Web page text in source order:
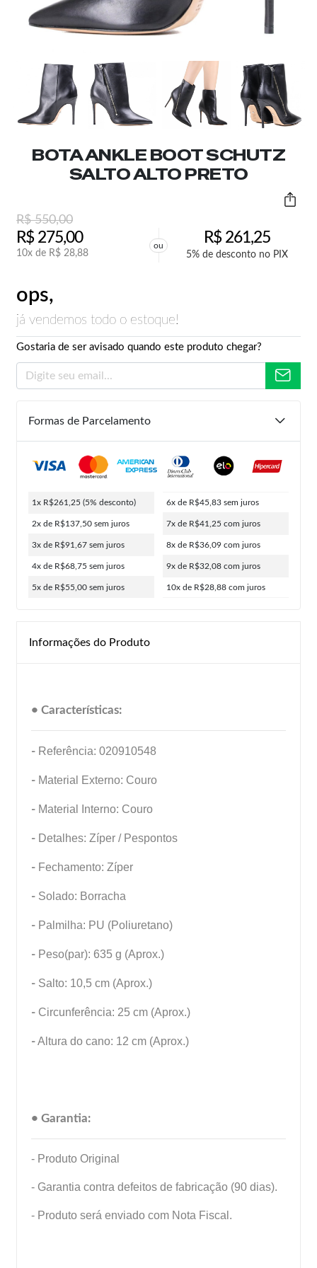
BOTA ANKLE BOOT SCHUTZ
SALTO ALTO PRETO
R$550,00
R$275,00
10x de R$ 28,88
ou R$261,25
5% de desconto no PIX
ops,
já vendemos todo o estoque!
Gostaria de ser avisado quando este produto chegar?
Formas de Parcelamento
1x R$261,25 (5% desconto)
2x de R$137,50 sem juros
3x de R$91,67 sem juros
4x de R$68,75 sem juros
5x de R$55,00 sem juros
6x de R$45,83 sem juros
7x de R$41,25 com juros
8x de R$36,09 com juros
9x de R$32,08 com juros
10x de R$28,88 com juros
Informações do Produto
• Características:
- Referência: 020910548
- Material Externo: Couro
- Material Interno: Couro
- Detalhes: Zíper / Pespontos
- Fechamento: Zíper
- Solado: Borracha
- Palmilha: PU (Poliuretano)
- Peso(par): 635 g (Aprox.)
- Salto: 10,5 cm (Aprox.)
- Circunferência: 25 cm (Aprox.)
-Altura do cano: 12 cm (Aprox.)
• Garantia:
- Produto Original
- Garantia contra defeitos de fabricação (90 dias).
- Produto será enviado com Nota Fiscal.